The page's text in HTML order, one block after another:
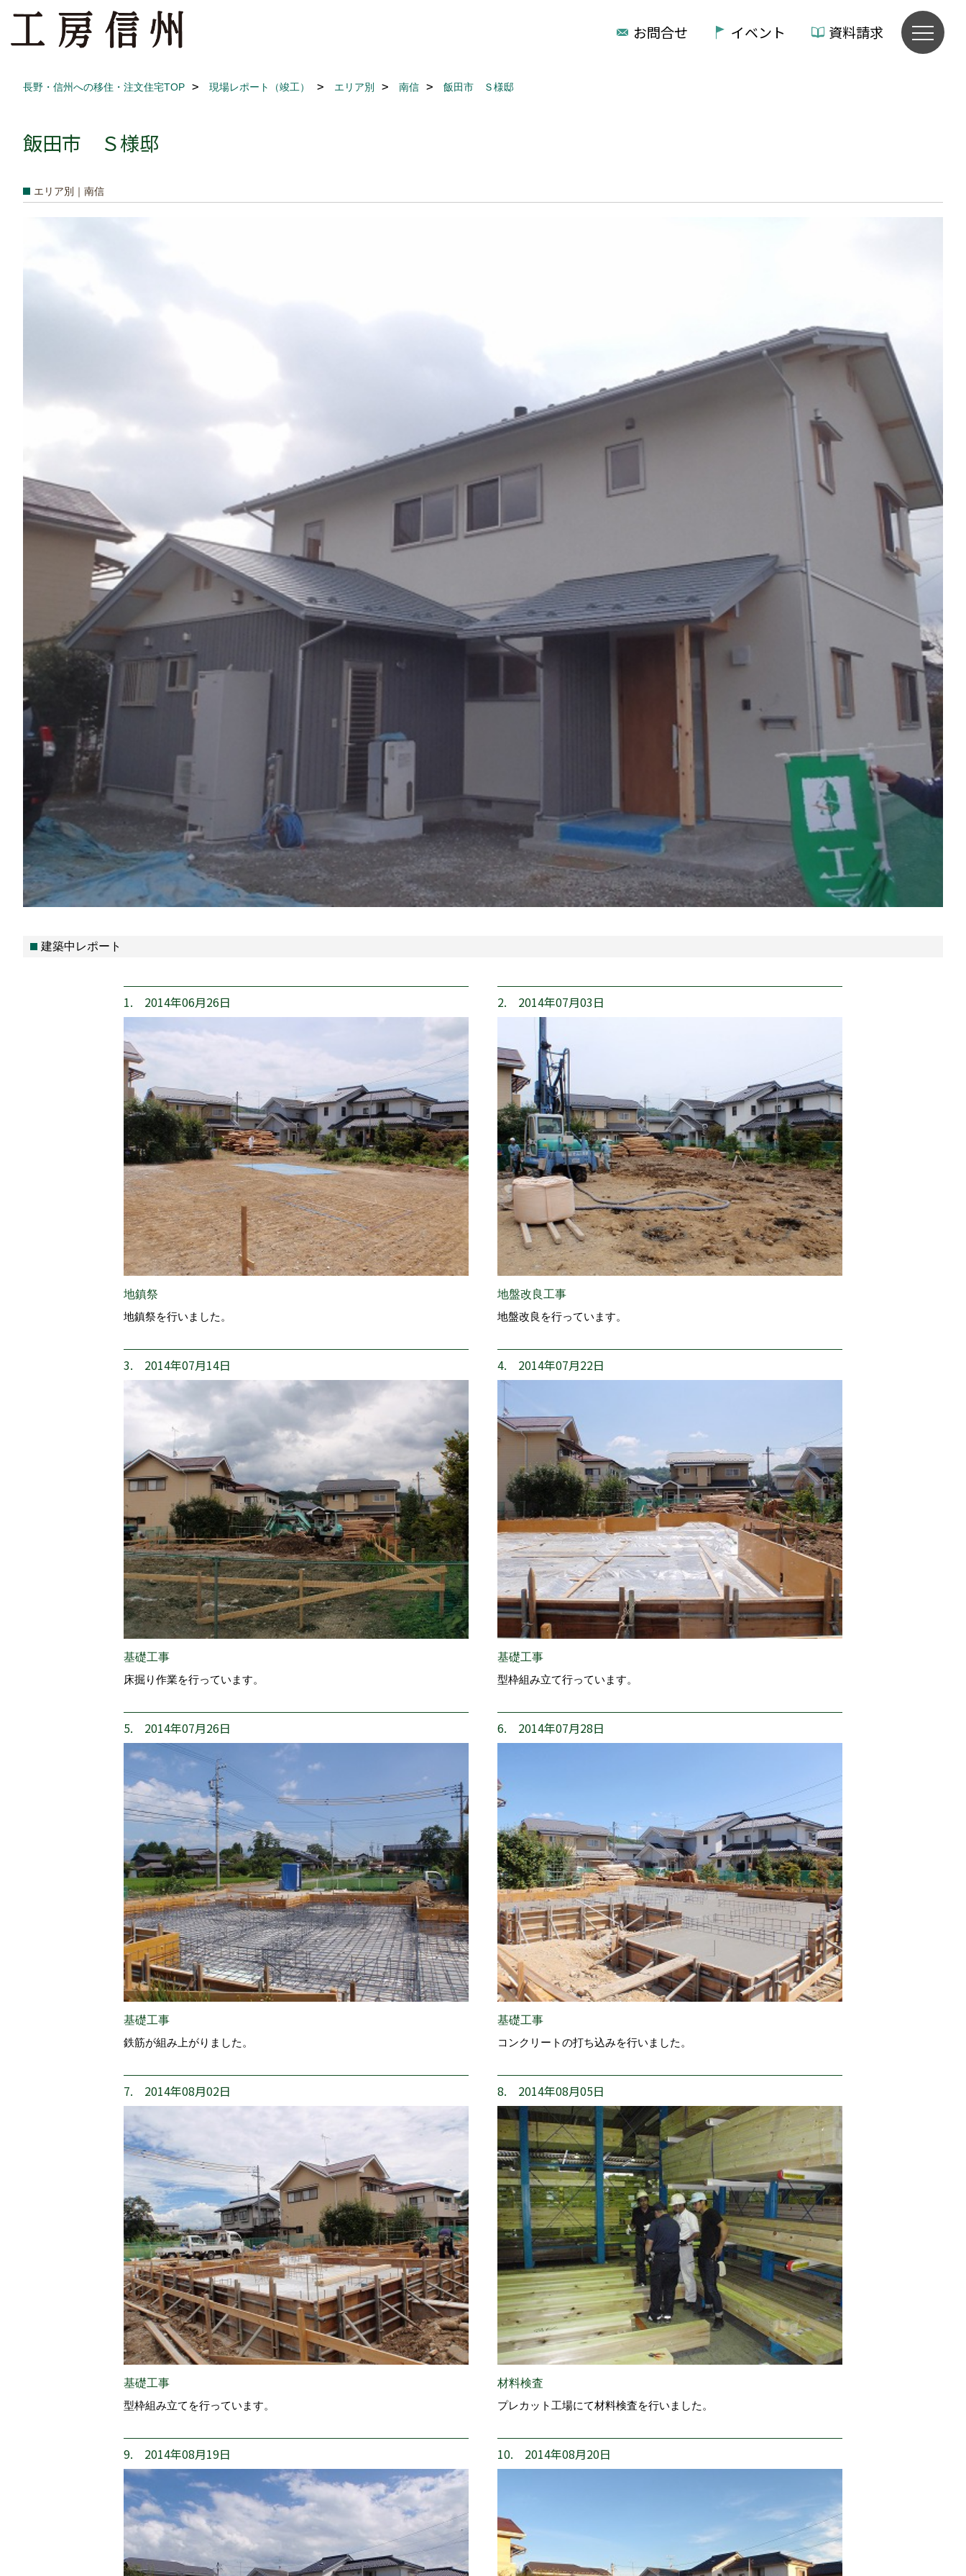
お問合せ イベント 資料請求
長野・信州への移住・注文住宅TOP 現場レポート（竣工） エリア別 南信 飯田市 Ｓ様邸
飯田市 Ｓ様邸
エリア別｜南信
建築中レポート
1. 2014年06月26日
地鎮祭
地鎮祭を行いました。
2. 2014年07月03日
地盤改良工事
地盤改良を行っています。
3. 2014年07月14日
基礎工事
床掘り作業を行っています。
4. 2014年07月22日
基礎工事
型枠組み立て行っています。
5. 2014年07月26日
基礎工事
鉄筋が組み上がりました。
6. 2014年07月28日
基礎工事
コンクリートの打ち込みを行いました。
7. 2014年08月02日
基礎工事
型枠組み立てを行っています。
8. 2014年08月05日
材料検査
プレカット工場にて材料検査を行いました。
9. 2014年08月19日 10. 2014年08月20日